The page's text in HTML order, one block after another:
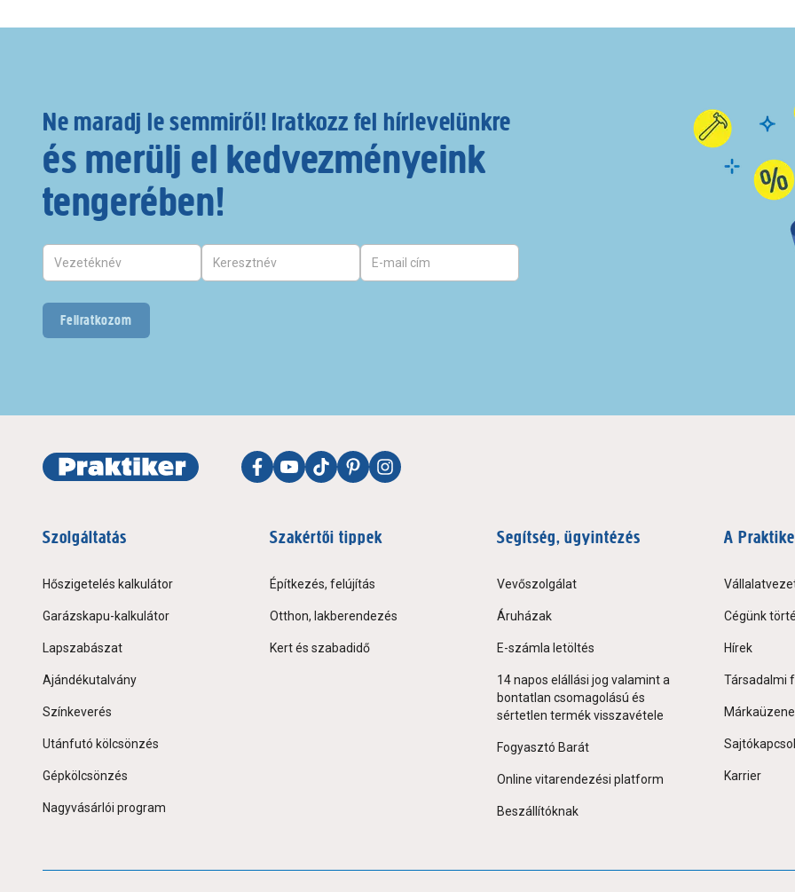
Ne maradj le semmiről! Iratkozz fel hírlevelünkre
és merülj el kedvezményeink
tengerében!
Feliratkozom
Szolgáltatás
Hőszigetelés kalkulátor
Garázskapu-kalkulátor
Lapszabászat
Ajándékutalvány
Színkeverés
Utánfutó kölcsönzés
Gépkölcsönzés
Nagyvásárlói program
Szakértői tippek
Építkezés, felújítás
Otthon, lakberendezés
Kert és szabadidő
Segítség, ügyintézés
Vevőszolgálat
Áruházak
E-számla letöltés
14 napos elállási jog valamint a
bontatlan csomagolású és
sértetlen termék visszavétele
Fogyasztó Barát
Online vitarendezési platform
Beszállítóknak
A
Cégünk
Hírek
Társadalmi
Karrier